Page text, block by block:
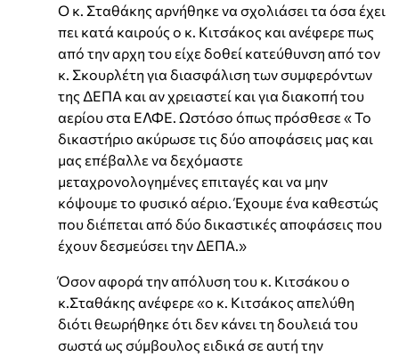
Ο κ. Σταθάκης αρνήθηκε να σχολιάσει τα όσα έχει
πει κατά καιρούς ο κ. Κιτσάκος και ανέφερε πως
από την αρχη του είχε δοθεί κατεύθυνση από τον
κ. Σκουρλέτη για διασφάλιση των συμφερόντων
της ΔΕΠΑ και αν χρειαστεί και για διακοπή του
αερίου στα ΕΛΦΕ. Ωστόσο όπως πρόσθεσε « Το
δικαστήριο ακύρωσε τις δύο αποφάσεις μας και
μας επέβαλλε να δεχόμαστε
μεταχρονολογημένες επιταγές και να μην
κόψουμε το φυσικό αέριο. Έχουμε ένα καθεστώς
που διέπεται από δύο δικαστικές αποφάσεις που
έχουν δεσμεύσει την ΔΕΠΑ.»
Όσον αφορά την απόλυση του κ. Κιτσάκου ο
κ.Σταθάκης ανέφερε «ο κ. Κιτσάκος απελύθη
διότι θεωρήθηκε ότι δεν κάνει τη δουλειά του
σωστά ως σύμβουλος ειδικά σε αυτή την